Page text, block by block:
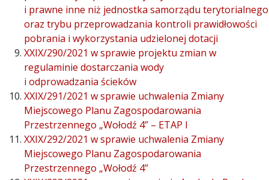
i prawne inne niż jednostka samorządu terytorialnego
oraz trybu przeprowadzania kontroli prawidłowości
pobrania i wykorzystania udzielonej dotacji
XXIX/290/2021 w sprawie projektu zmian w
regulaminie dostarczania wody
i odprowadzania ścieków
XXIX/291/2021 w sprawie uchwalenia Zmiany
Miejscowego Planu Zagospodarowania
Przestrzennego „Wołodź 4” – ETAP I
XXIX/292/2021 w sprawie uchwalenia Zmiany
Miejscowego Planu Zagospodarowania
Przestrzennego „Wołodź 4”